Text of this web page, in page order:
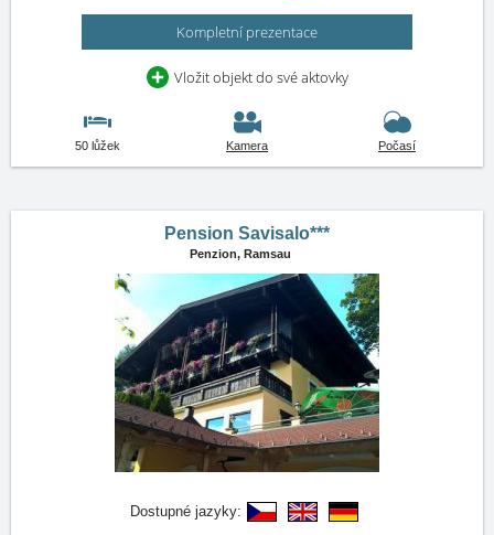
Kompletní prezentace
Vložit objekt do své aktovky
50 lůžek Kamera Počasí
Pension Savisalo***
Penzion, Ramsau
Dostupné jazyky: